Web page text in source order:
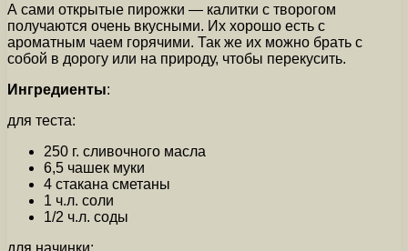
А сами открытые пирожки — калитки с творогом
получаются очень вкусными. Их хорошо есть с
ароматным чаем горячими. Так же их можно брать с
собой в дорогу или на природу, чтобы перекусить.
Ингредиенты:
для теста:
250 г. сливочного масла
6,5 чашек муки
4 стакана сметаны
1 ч.л. соли
1/2 ч.л. соды
для начинки: